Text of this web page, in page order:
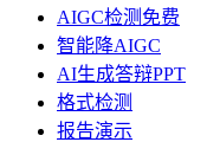
AIGC检测 免费
智能降AIGC
AI生成答辩PPT
格式检测
报告演示